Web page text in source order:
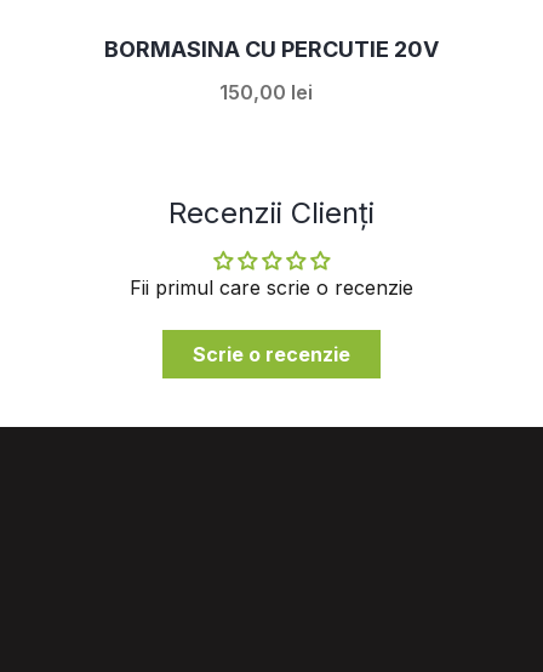
BORMASINA CU PERCUTIE 20V
150,00 lei
Recenzii Clienți
Fii primul care scrie o recenzie
Scrie o recenzie